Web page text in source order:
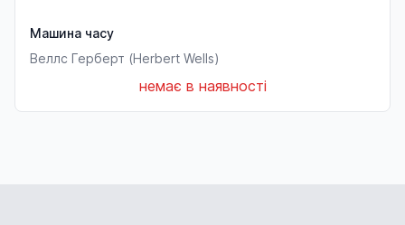
Машина часу
Веллс Герберт (Herbert Wells)
немає в наявності